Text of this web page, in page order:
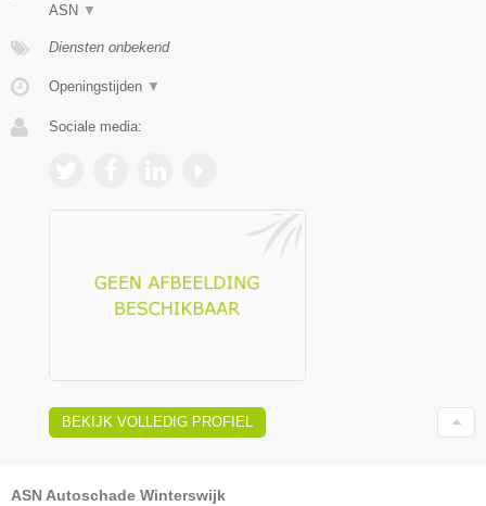
ASN ▼
Diensten onbekend
Openingstijden ▼
Sociale media:
BEKIJK VOLLEDIG PROFIEL
ASN Autoschade Winterswijk